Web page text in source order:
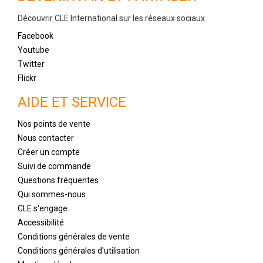
Découvrir CLE International sur les réseaux sociaux.
Facebook
Youtube
Twitter
Flickr
AIDE ET SERVICE
Nos points de vente
Nous contacter
Créer un compte
Suivi de commande
Questions fréquentes
Qui sommes-nous
CLE s'engage
Accessibilité
Conditions générales de vente
Conditions générales d'utilisation